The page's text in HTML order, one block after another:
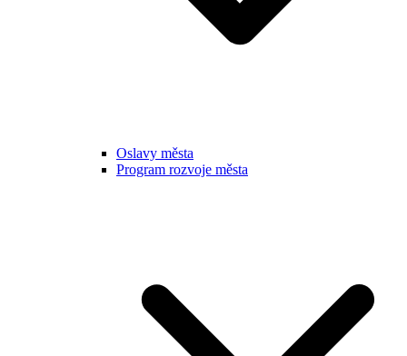
Oslavy města
Program rozvoje města